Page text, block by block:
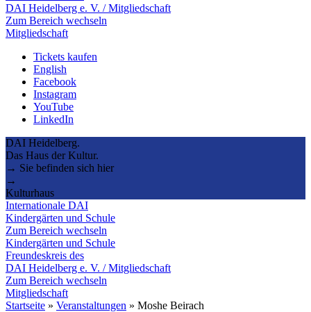
DAI Heidelberg e. V. / Mitgliedschaft
Zum Bereich wechseln
Mitgliedschaft
Tickets kaufen
English
Facebook
Instagram
YouTube
LinkedIn
DAI Heidelberg.
Das Haus der Kultur.
→ Sie befinden sich hier
→
Kulturhaus
Internationale DAI
Kindergärten und Schule
Zum Bereich wechseln
Kindergärten und Schule
Freundeskreis des
DAI Heidelberg e. V. / Mitgliedschaft
Zum Bereich wechseln
Mitgliedschaft
Startseite » Veranstaltungen » Moshe Beirach